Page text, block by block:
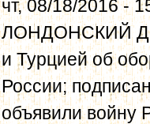
чт, 08/18/2016 -
ЛОНДОНСКИЙ
и Турцией об
России;
объявили войну